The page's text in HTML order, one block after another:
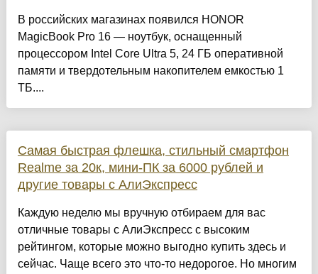
В российских магазинах появился HONOR
MagicBook Pro 16 — ноутбук, оснащенный
процессором Intel Core Ultra 5, 24 ГБ оперативной
памяти и твердотельным накопителем емкостью 1
ТБ....
Самая быстрая флешка, стильный смартфон
Realme за 20к, мини-ПК за 6000 рублей и
другие товары с АлиЭкспресс
Каждую неделю мы вручную отбираем для вас
отличные товары с АлиЭкспресс с высоким
рейтингом, которые можно выгодно купить здесь и
сейчас. Чаще всего это что-то недорогое. Но многим